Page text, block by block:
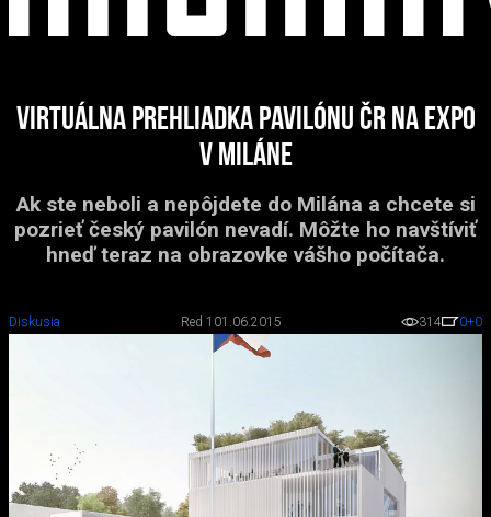
Virtuálna prehliadka pavilónu ČR na Expo
v Miláne
Ak ste neboli a nepôjdete do Milána a chcete si
pozrieť český pavilón nevadí. Môžte ho navštíviť
hneď teraz na obrazovke vášho počítača.
Diskusia Red 1 01.06.2015 314 0+0